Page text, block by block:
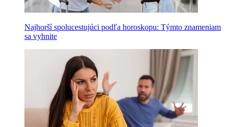
Najhorší spolucestujúci podľa horoskopu: Týmto znameniam
sa vyhnite